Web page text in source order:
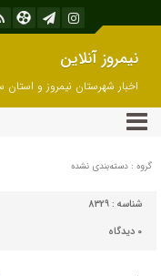
نیمروز آنلاین
اخبار شهرستان نیمروز و
بلوچستان
گروه : دسته‌بندی نشده
شناسه : 8329
۰ دیدگاه